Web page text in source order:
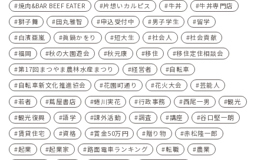
焼肉&BAR BEEF EATER
片想いカルピス 牛丼
牛丼専門店
獅子舞
田丸雅智 申込受付中 男子学生
留学
白濱亜嵐
眞鍋かをり 短大生 社会人
社会貢献
福岡
秋の大園遊会 秋元康 移住
移住定住相談会
第17回まつやま農林水産まつり
経営者
自転車
自転車新文化推進協会
花園町通り 花火大会
芸能人
若者
蔦屋書店 蜷川実花 行政事務 西尾一男
観光
観光復興
語学 課外活動 調査 講座
谷口堅一朗
賃貸住宅
資格 賞金50万円 贈り物
赤松隆一郎
起業
起業家 路面電車ランキング 転職
農業